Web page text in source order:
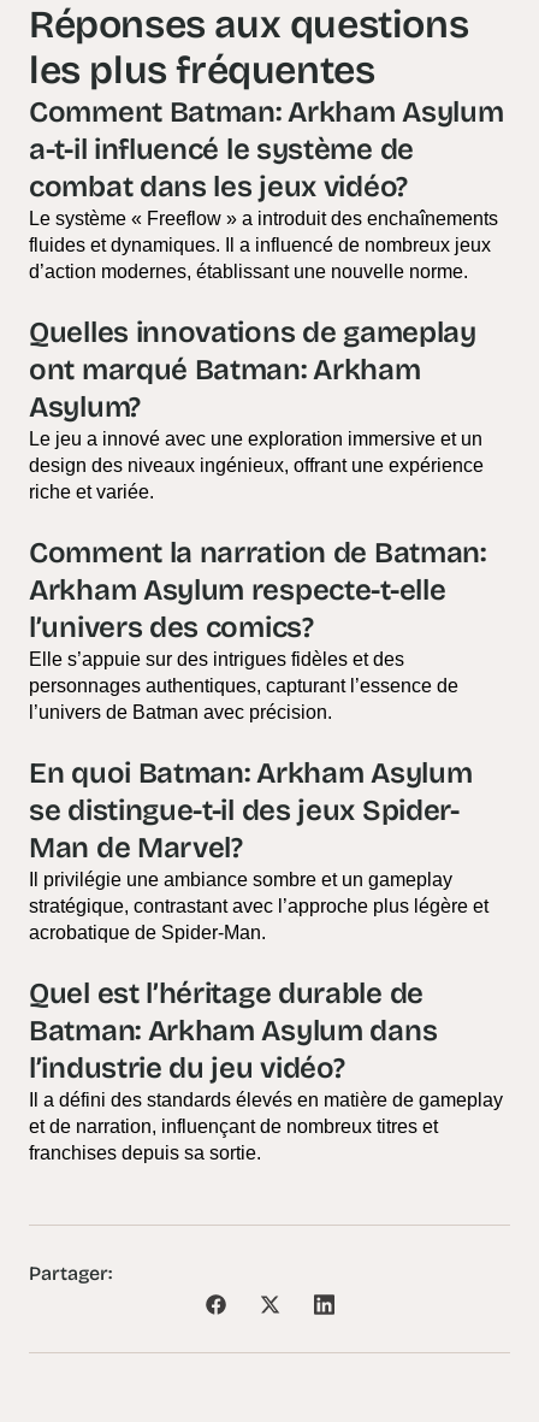
Réponses aux questions
les plus fréquentes
Comment Batman: Arkham Asylum
a-t-il influencé le système de
combat dans les jeux vidéo?
Le système « Freeflow » a introduit des enchaînements
fluides et dynamiques. Il a influencé de nombreux jeux
d’action modernes, établissant une nouvelle norme.
Quelles innovations de gameplay
ont marqué Batman: Arkham
Asylum?
Le jeu a innové avec une exploration immersive et un
design des niveaux ingénieux, offrant une expérience
riche et variée.
Comment la narration de Batman:
Arkham Asylum respecte-t-elle
l’univers des comics?
Elle s’appuie sur des intrigues fidèles et des
personnages authentiques, capturant l’essence de
l’univers de Batman avec précision.
En quoi Batman: Arkham Asylum
se distingue-t-il des jeux Spider-
Man de Marvel?
Il privilégie une ambiance sombre et un gameplay
stratégique, contrastant avec l’approche plus légère et
acrobatique de Spider-Man.
Quel est l’héritage durable de
Batman: Arkham Asylum dans
l’industrie du jeu vidéo?
Il a défini des standards élevés en matière de gameplay
et de narration, influençant de nombreux titres et
franchises depuis sa sortie.
Partager: